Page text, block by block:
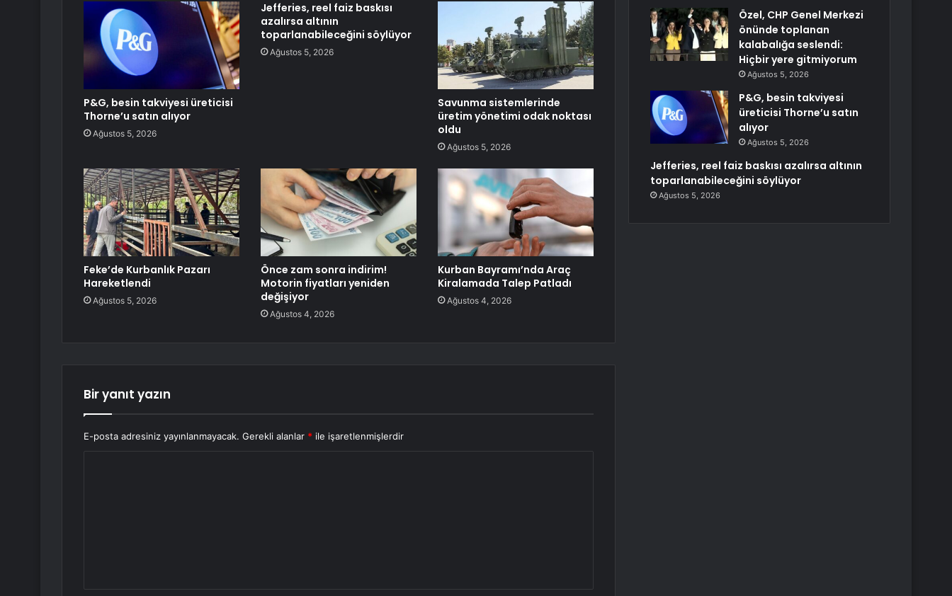
P&G, besin takviyesi üreticisi
Thorne’u satın alıyor
Ağustos 5, 2026
Jefferies, reel faiz baskısı
azalırsa altının
toparlanabileceğini söylüyor
Ağustos 5, 2026
Savunma sistemlerinde
üretim yönetimi odak noktası
oldu
Ağustos 5, 2026
Feke’de Kurbanlık Pazarı
Hareketlendi
Ağustos 5, 2026
Önce zam sonra indirim!
Motorin fiyatları yeniden
değişiyor
Ağustos 4, 2026
Kurban Bayramı’nda Araç
Kiralamada Talep Patladı
Ağustos 4, 2026
Bir yanıt yazın
E-posta adresiniz yayınlanmayacak. Gerekli alanlar * ile işaretlenmişlerdir
Özel, CHP Genel Merkezi
önünde toplanan
kalabalığa seslendi:
Hiçbir yere gitmiyorum
Ağustos 5, 2026
P&G, besin takviyesi
üreticisi Thorne’u satın
alıyor
Ağustos 5, 2026
Jefferies, reel faiz baskısı azalırsa altının
toparlanabileceğini söylüyor
Ağustos 5, 2026